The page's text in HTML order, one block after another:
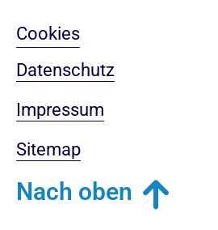
Cookies
Datenschutz
Impressum
Sitemap
Nach oben